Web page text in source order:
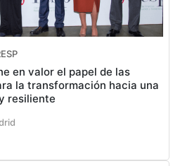
en valor el papel de las
la transformación hacia una
resiliente